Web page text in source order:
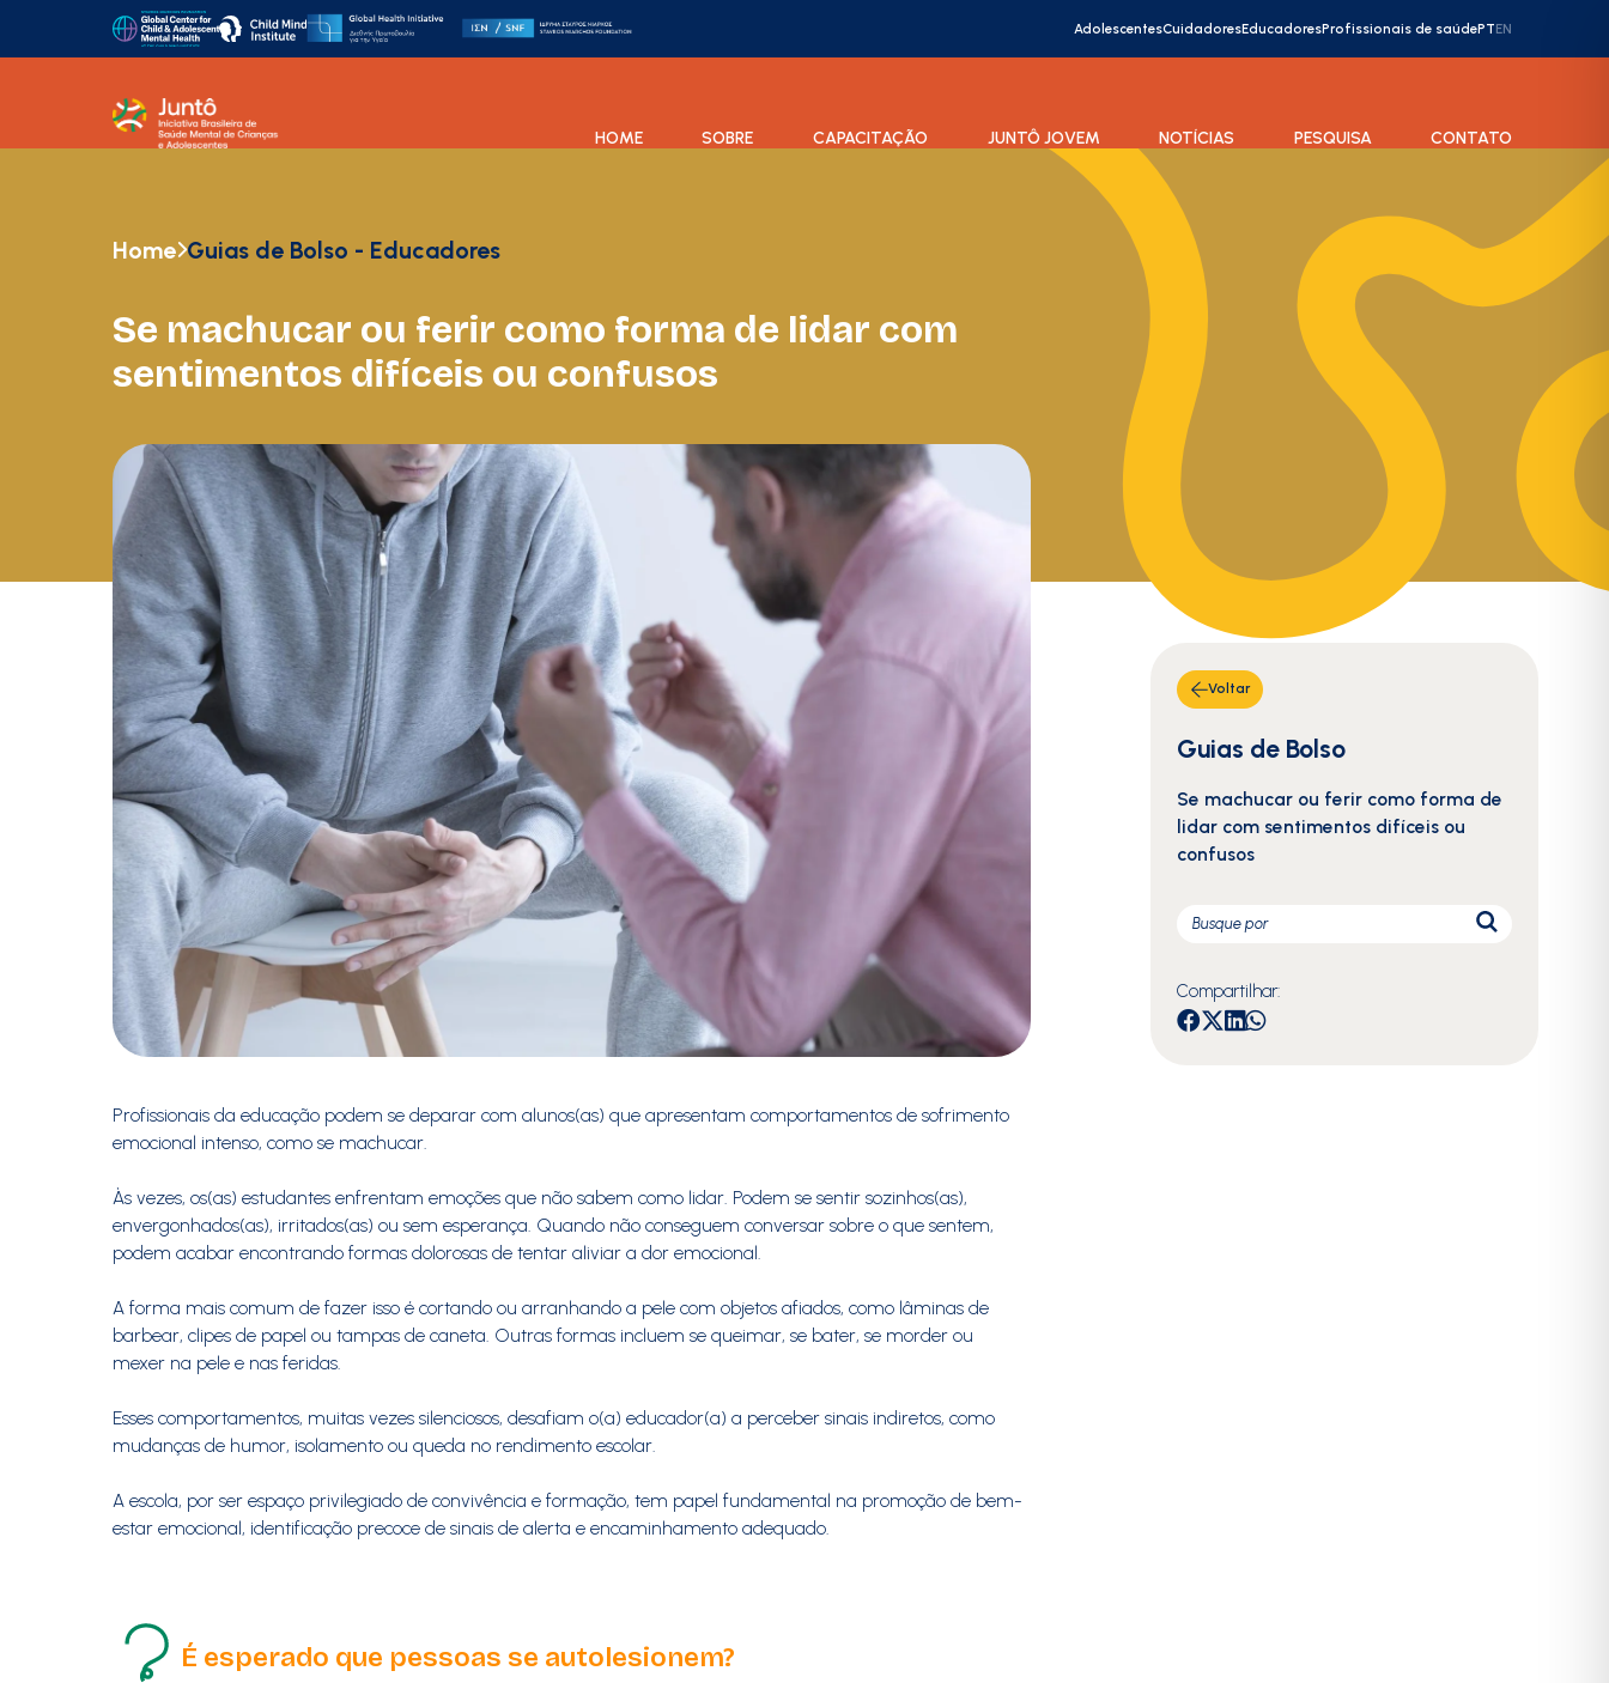
AdolescentesCuidadoresEducadoresProfissionais de saúdePTEN
HOME SOBRE CAPACITAÇÃO JUNTÔ JOVEM NOTÍCIAS PESQUISA CONTATO
Home Guias de Bolso - Educadores
Se machucar ou ferir como forma de lidar com
sentimentos difíceis ou confusos
Profissionais da educação podem se deparar com alunos(as) que apresentam comportamentos de sofrimento
emocional intenso, como se machucar.
Às vezes, os(as) estudantes enfrentam emoções que não sabem como lidar. Podem se sentir sozinhos(as),
envergonhados(as), irritados(as) ou sem esperança. Quando não conseguem conversar sobre o que sentem,
podem acabar encontrando formas dolorosas de tentar aliviar a dor emocional.
A forma mais comum de fazer isso é cortando ou arranhando a pele com objetos afiados, como lâminas de
barbear, clipes de papel ou tampas de caneta. Outras formas incluem se queimar, se bater, se morder ou
mexer na pele e nas feridas.
Esses comportamentos, muitas vezes silenciosos, desafiam o(a) educador(a) a perceber sinais indiretos, como
mudanças de humor, isolamento ou queda no rendimento escolar.
A escola, por ser espaço privilegiado de convivência e formação, tem papel fundamental na promoção de bem-
estar emocional, identificação precoce de sinais de alerta e encaminhamento adequado.
É esperado que pessoas se autolesionem?
Voltar
Guias de Bolso
Se machucar ou ferir como forma de
lidar com sentimentos difíceis ou
confusos
Compartilhar: